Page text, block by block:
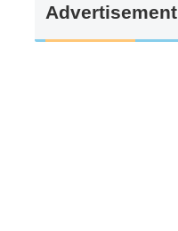
Advertisement